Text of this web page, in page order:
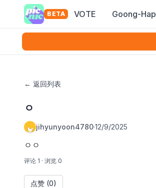
BETA VOTE Goong-Hap
← 返回列表
ㅇ
jihyunyoon4780·12/9/2025
ㅇㅇ
评论 1 · 浏览 0
点赞 (0)